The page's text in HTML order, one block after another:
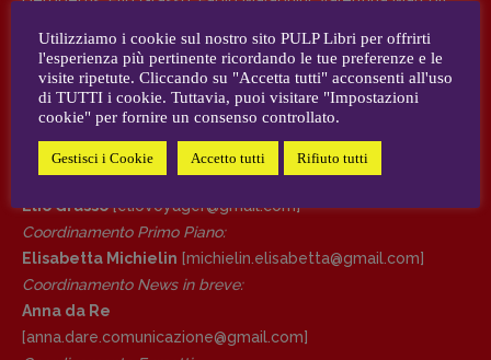
Vampirismi
Zong!
DIRETTRICE RESPONSABILE
Antonella Marrone
Walter Catalano Giuseppe Costigliola
Grasso , Fabio Malagnini,Valentina
Marcoli,Elisabetta Michielin
Spallina
AUTORI e COLLABORATORI
CONTATTI
Case editrici e coordinamento recensioni:
Elio Grasso[eliovoyager@gmail.com]
Coordinamento Primo Piano:
Elisabetta Michielin [michielin.elisabetta@gmail.com]
Coordinamento News in breve:
Anna da Re
[anna.dare.comunicazione@gmail. com]
Utilizziamo i cookie sul nostro sito PULP Libri per offrirti
l'esperienza più pertinente ricordando le tue preferenze e le
visite ripetute. Cliccando su "Accetta tutti" acconsenti all'uso
di TUTTI i cookie. Tuttavia, puoi visitare "Impostazioni
cookie" per fornire un consenso controllato.
Gestisci i Cookie Accetto tutti Rifiuto tutti